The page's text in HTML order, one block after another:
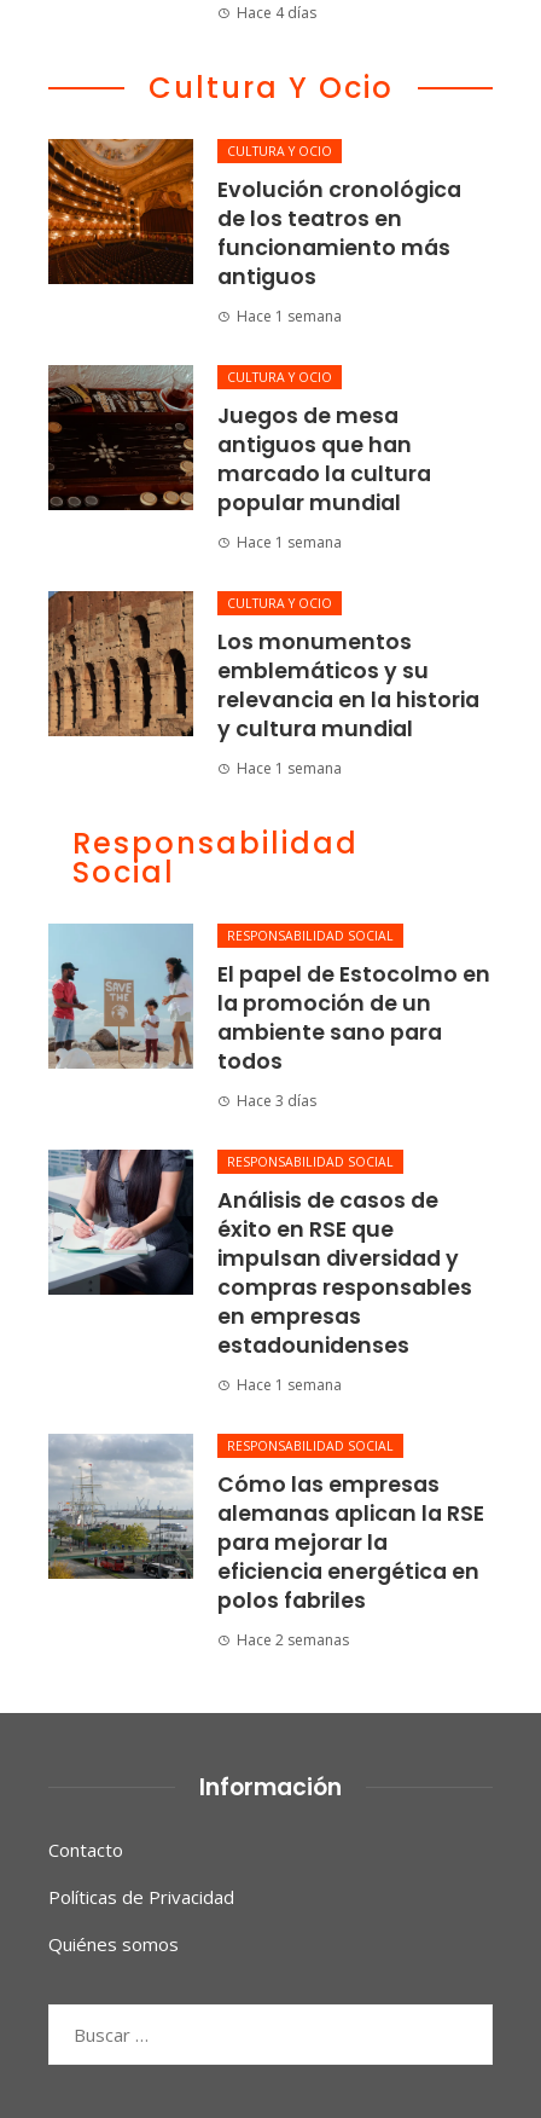
Hace 4 días
Cultura Y Ocio
CULTURA Y OCIO
Evolución cronológica
de los teatros en
funcionamiento más
antiguos
Hace 1 semana
CULTURA Y OCIO
Juegos de mesa
antiguos que han
marcado la cultura
popular mundial
Hace 1 semana
CULTURA Y OCIO
Los monumentos
emblemáticos y su
relevancia en la historia
y cultura mundial
Hace 1 semana
Responsabilidad
Social
RESPONSABILIDAD SOCIAL
El papel de Estocolmo en
la promoción de un
ambiente sano para
todos
Hace 3 días
RESPONSABILIDAD SOCIAL
Análisis de casos de
éxito en RSE que
impulsan diversidad y
compras responsables
en empresas
estadounidenses
Hace 1 semana
RESPONSABILIDAD SOCIAL
Cómo las empresas
alemanas aplican la RSE
para mejorar la
eficiencia energética en
polos fabriles
Hace 2 semanas
Información
Contacto
Políticas de Privacidad
Quiénes somos